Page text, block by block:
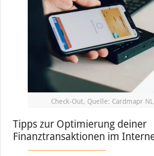
Check-Out, Quelle: Cardmapr
Tipps zur Optimierung deiner
Finanztransaktionen im